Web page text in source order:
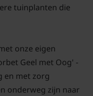
tuinplanten die
onze eigen
Geel met Oog' -
en met zorg
onderweg zijn naar